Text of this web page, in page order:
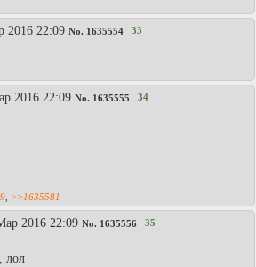
2016 22:09 No. 1635554 33
2016 22:09 No. 1635555 34
>>1635581
2016 22:09 No. 1635556 35
лол